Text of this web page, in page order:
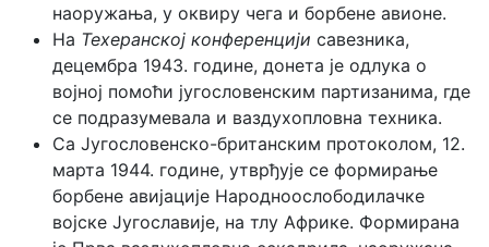
наоружања, у оквиру чега и борбене авионе.
На Техеранској конференцији савезника,
децембра 1943. године, донета је одлука о
војној помоћи југословенским партизанима, где
се подразумевала и ваздухопловна техника.
Са Југословенско-британским протоколом, 12.
марта 1944. године, утврђује се формирање
борбене авијације Народноослободилачке
војске Југославије, на тлу Африке. Формирана